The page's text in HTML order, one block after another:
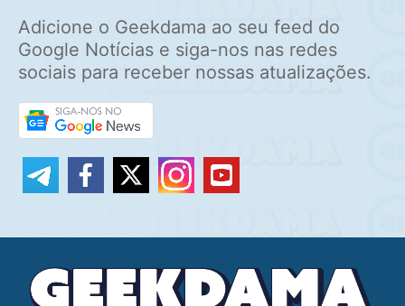
Adicione o Geekdama ao seu feed do
Google Notícias e siga-nos nas redes
sociais para receber nossas atualizações.